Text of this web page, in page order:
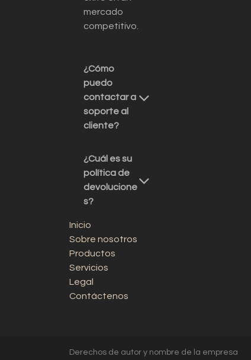
mercado
competitivo.
¿Cómo
puedo
contactar a
soporte al
cliente?
¿Cuál es su
política de
devolucione
s?
Inicio
Sobre nosotros
Productos
Servicios
Legal
Contáctenos
Derechos de autor y nombre de la empresa